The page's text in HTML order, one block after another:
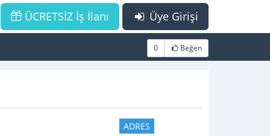
Üye Girişi
ÜCRETSİZ İş İlanı
0 Beğen
ADRES